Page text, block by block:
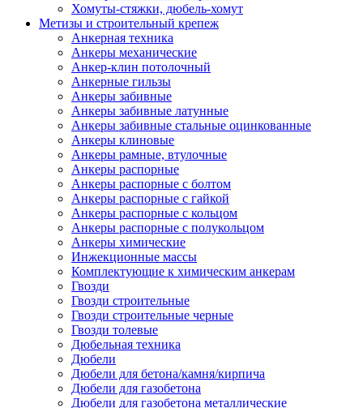
Хомуты-стяжки, дюбель-хомут
Метизы и строительный крепеж
Анкерная техника
Анкеры механические
Анкер-клин потолочный
Анкерные гильзы
Анкеры забивные
Анкеры забивные латунные
Анкеры забивные стальные оцинкованные
Анкеры клиновые
Анкеры рамные, втулочные
Анкеры распорные
Анкеры распорные с болтом
Анкеры распорные с гайкой
Анкеры распорные с кольцом
Анкеры распорные с полукольцом
Анкеры химические
Инжекционные массы
Комплектующие к химическим анкерам
Гвозди
Гвозди строительные
Гвозди строительные черные
Гвозди толевые
Дюбельная техника
Дюбели
Дюбели для бетона/камня/кирпича
Дюбели для газобетона
Дюбели для газобетона металлические